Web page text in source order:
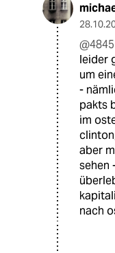
leider
um
-
pakts
im
aber
sehen
nach